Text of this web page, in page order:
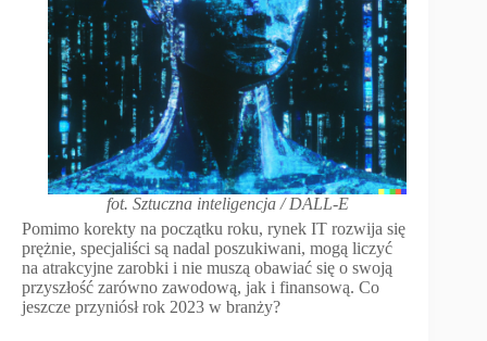
fot. Sztuczna inteligencja / DALL-E
Pomimo korekty na początku roku, rynek IT rozwija się
prężnie, specjaliści są nadal poszukiwani, mogą liczyć
na atrakcyjne zarobki i nie muszą obawiać się o swoją
przyszłość zarówno zawodową, jak i finansową. Co
jeszcze przyniósł rok 2023 w branży?